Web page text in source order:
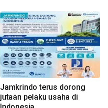
Jamkrindo terus dorong
jutaan pelaku usaha di